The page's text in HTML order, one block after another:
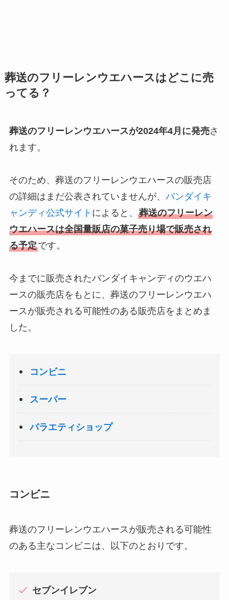
葬送のフリーレンウエハースはどこに売
ってる？
葬送のフリーレンウエハースが2024年4月に発売さ
れます。
そのため、葬送のフリーレンウエハースの販売店
の詳細はまだ公表されていませんが、 バンダイキ
ャンディ公式サイト によると、 葬送のフリーレン
ウエハースは全国量販店の菓子売り場で販売され
る予定です。
今までに販売されたバンダイキャンディのウエハ
ースの販売店をもとに、葬送のフリーレンウエハ
ースが販売される可能性のある販売店をまとめま
した。
コンビニ
スーパー
バラエティショップ
コンビニ
葬送のフリーレンウエハースが販売される可能性
のある主なコンビニは、以下のとおりです。
セブンイレブン